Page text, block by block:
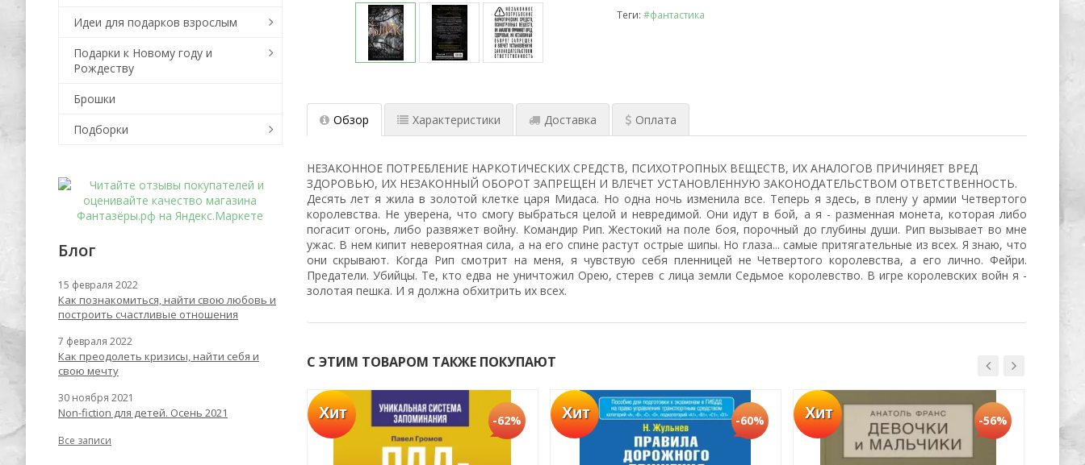
Теги: #фантастика
Обзор Характеристики Доставка Оплата
НЕЗАКОННОЕ ПОТРЕБЛЕНИЕ НАРКОТИЧЕСКИХ СРЕДСТВ, ПСИХОТРОПНЫХ ВЕЩЕСТВ, ИХ АНАЛОГОВ ПРИЧИНЯЕТ ВРЕД
ЗДОРОВЬЮ, ИХ НЕЗАКОННЫЙ ОБОРОТ ЗАПРЕЩЕН И ВЛЕЧЕТ УСТАНОВЛЕННУЮ ЗАКОНОДАТЕЛЬСТВОМ ОТВЕТСТВЕННОСТЬ.
Десять лет я жила в золотой клетке царя Мидаса. Но одна ночь изменила все. Теперь я здесь, в плену у армии Четвертого
королевства. Не уверена, что смогу выбраться целой и невредимой. Они идут в бой, а я - разменная монета, которая либо
погасит огонь, либо развяжет войну. Командир Рип. Жестокий на поле боя, порочный до глубины души. Рип вызывает во мне
ужас. В нем кипит невероятная сила, а на его спине растут острые шипы. Но глаза... самые притягательные из всех. Я знаю, что
они скрывают. Когда Рип смотрит на меня, я чувствую себя пленницей не Четвертого королевства, а его лично. Фейри.
Предатели. Убийцы. Те, кто едва не уничтожил Орею, стерев с лица земли Седьмое королевство. В игре королевских войн я -
золотая пешка. И я должна обхитрить их всех.
С ЭТИМ ТОВАРОМ ТАКЖЕ ПОКУПАЮТ
-62% Хит Хит -62% Хит -60% Хит -56%
Идеи для подарков взрослым
Подарки к Новому году и
Рождеству
Брошки
Подборки
Блог
15 февраля 2022
Как познакомиться, найти свою любовь и
построить счастливые отношения
7 февраля 2022
Как преодолеть кризисы, найти себя и
свою мечту
30 ноября 2021
Non-fiction для детей. Осень 2021
Все записи